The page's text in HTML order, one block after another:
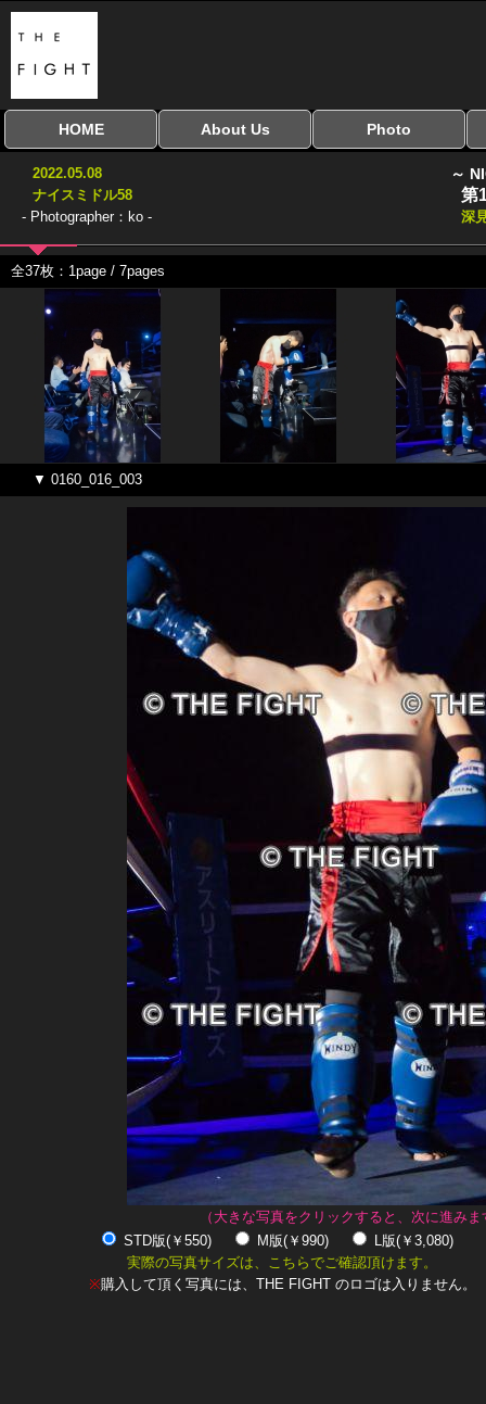
HOME
全興行を表示
ナイスミドル
アマチュアキック
協議会
全日本学生キック
建武館キッズ大会
Bigbang
おやじファイト
About Us Photo
2022.05.08
ナイスミドル58
- Photographer：ko -
～
第
深
全37枚：1page / 7pages
▼ 0160_016_003
（大きな写真をクリックすると、次に進みま
STD版(￥550)
M版(￥990)
L版(￥3,080)
実際の写真サイズは、こちらでご確認頂けます。
※購入して頂く写真には、THE FIGHT のロゴは入りません。